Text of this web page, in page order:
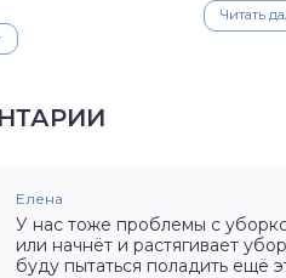
Читать
Елена
У нас тоже проблемы с
или начнёт и растягивает
буду пытаться поладить ещё